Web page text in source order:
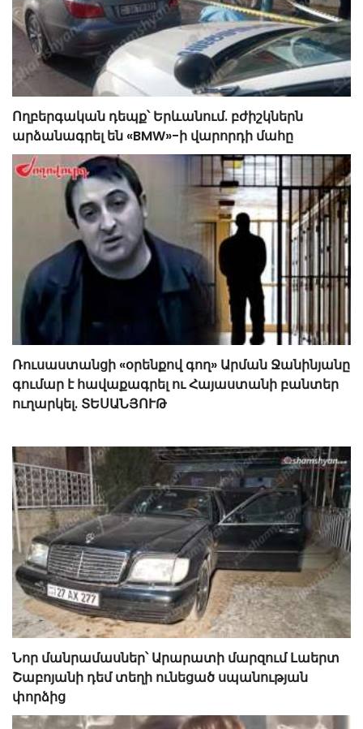
Ողբերգական դեպք՝ Երևանում. բժիշկներն
արձանագրել են «BMW»-ի վարորդի մահը
Ռուսաստանցի «օրենքով գող» Արման Ջանինյանը
գումար է հավաքագրել ու Հայաստանի բանտեր
ուղարկել. ՏԵՍԱՆՅՈՒԹ
Նոր մանրամասներ՝ Արարատի մարզում Լաերտ
Շաբոյանի դեմ տեղի ունեցած սպանության
փորձից